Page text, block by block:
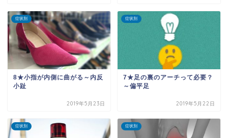
症状別
8★小指が内側に曲がる～内反
小趾
2019年5月23日
症状別
7★足の裏のアーチって必要？
～偏平足
2019年5月22日
症状別 症状別